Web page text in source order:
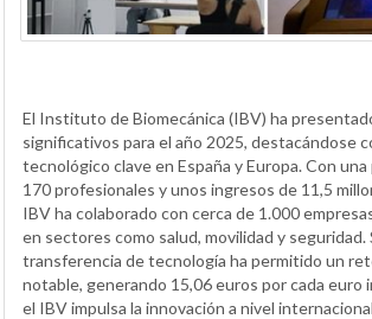
El Instituto de Biomecánica (IBV) ha
significativos para el año 2025, destacándose
tecnológico clave en España y Europa. Con
170 profesionales y unos ingresos de 11,5
IBV ha colaborado con cerca de 1.000
en sectores como salud, movilidad y seguridad.
transferencia de tecnología ha permitido un
notable, generando 15,06 euros por cada euro
el IBV impulsa la innovación a nivel